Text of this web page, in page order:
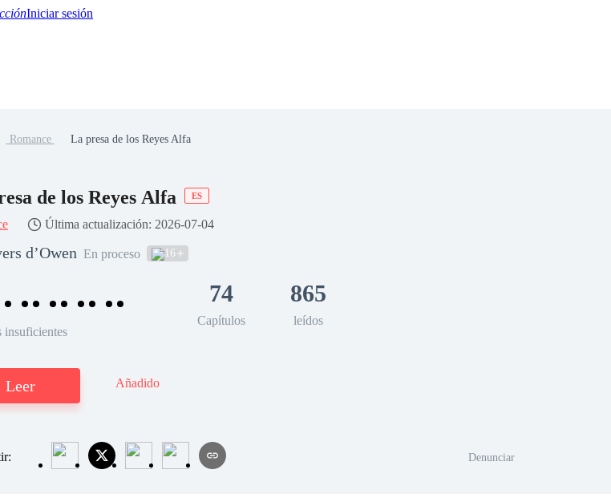
Iniciar sesión
Romance La presa de los Reyes Alfa
de los Reyes Alfa ES
Última actualización: 2026-07-04
d’Owen En proceso 16
insuficientes
74
Capítulos
865
leídos
Leer Añadido
Denunciar